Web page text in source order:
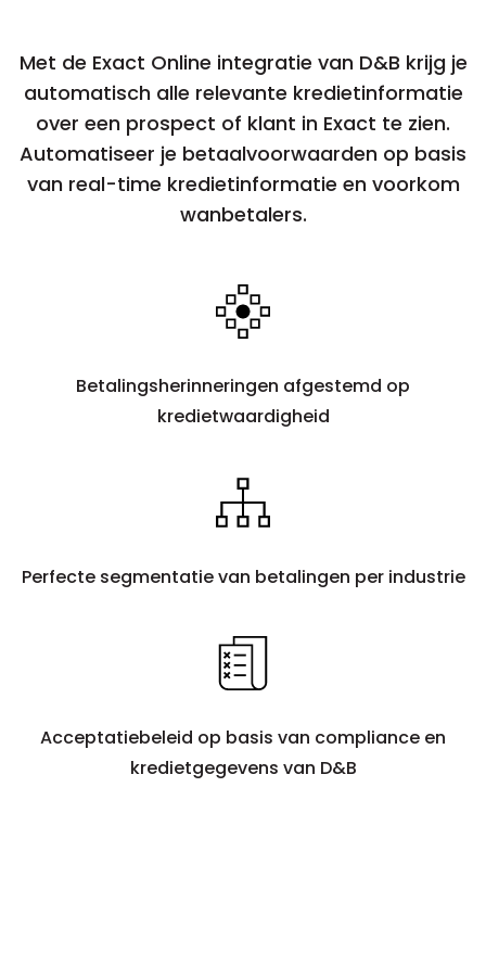
Met de Exact Online integratie van D&B krijg je
automatisch alle relevante kredietinformatie
over een prospect of klant in Exact te zien.
Automatiseer je betaalvoorwaarden op basis
van real-time kredietinformatie en voorkom
wanbetalers.
Betalingsherinneringen afgestemd op
kredietwaardigheid
Perfecte segmentatie van betalingen per industrie
Acceptatiebeleid op basis van compliance en
kredietgegevens van D&B